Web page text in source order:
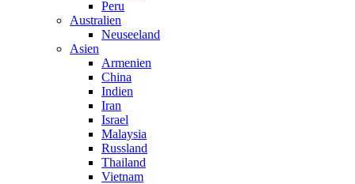
Peru
Australien
Neuseeland
Asien
Armenien
China
Indien
Iran
Israel
Malaysia
Russland
Thailand
Vietnam